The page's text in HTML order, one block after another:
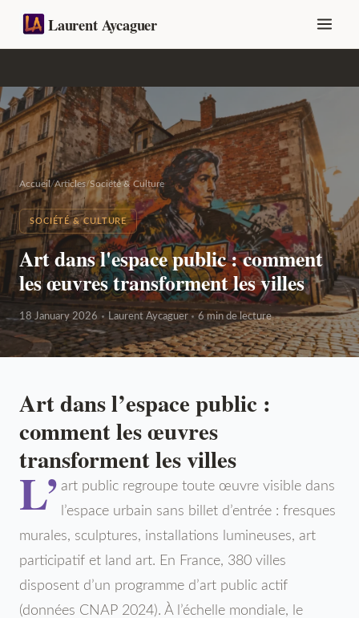
Laurent Aycaguer
Accueil/Articles/Société & Culture
SOCIÉTÉ & CULTURE
Art dans l'espace public : comment
les œuvres transforment les villes
18 January 2026 Laurent Aycaguer 6 min de lecture
Art dans l’espace public :
comment les œuvres
transforment les villes
L’ art public regroupe toute œuvre visible dans
l’espace urbain sans billet d’entrée : fresques
murales, sculptures, installations lumineuses, art
participatif et land art. En France, 380 villes
disposent d’un programme d’art public actif
(données CNAP 2024). À l’échelle mondiale, le